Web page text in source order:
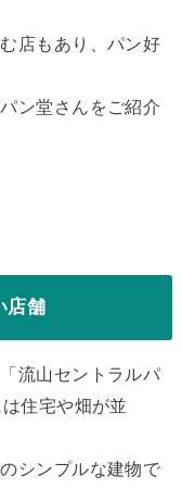
店もあり、パン好
ン堂さんをご紹介
店舗
流山セントラルパ
住宅や畑が並
シンプルな建物で